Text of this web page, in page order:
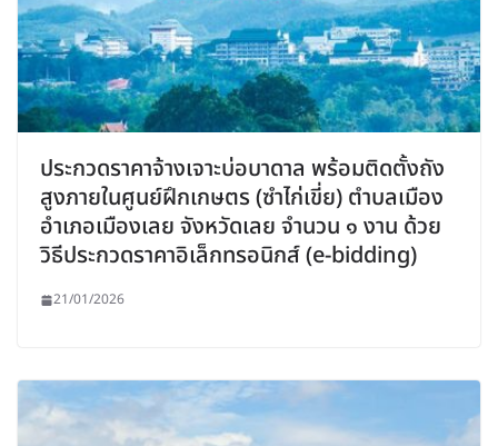
ประกวดราคาจ้างเจาะบ่อบาดาล พร้อมติดตั้งถัง
สูงภายในศูนย์ฝึกเกษตร (ซำไก่เขี่ย) ตำบลเมือง
อำเภอเมืองเลย จังหวัดเลย จำนวน ๑ งาน ด้วย
วิธีประกวดราคาอิเล็กทรอนิกส์ (e-bidding)
21/01/2026